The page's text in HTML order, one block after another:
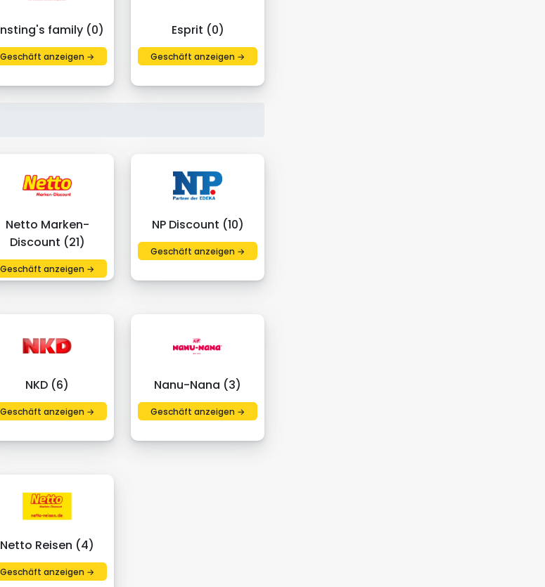
family (0)
Geschäft anzeigen →
Esprit (0)
Geschäft anzeigen →
Netto Marken-
Discount (21)
Geschäft anzeigen →
NP Discount (10)
Geschäft anzeigen →
NKD (6)
Geschäft anzeigen →
Nanu-Nana (3)
Geschäft anzeigen →
Netto Reisen (4)
Geschäft anzeigen →